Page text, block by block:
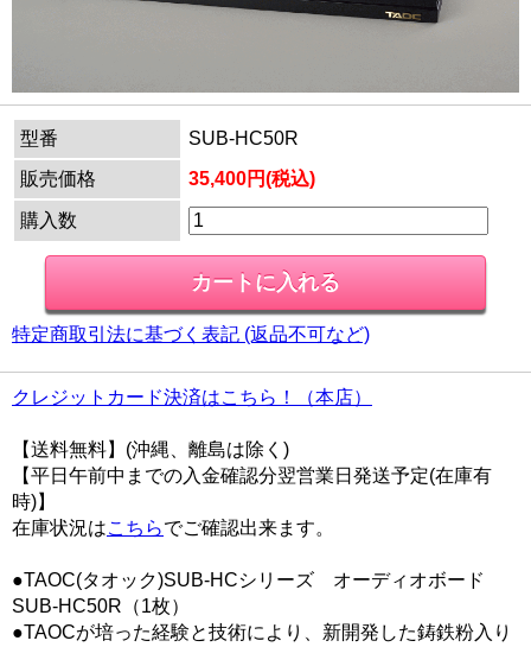
型番
SUB-HC50R
販売価格
35,400円(税込)
購入数
特定商取引法に基づく表記 (返品不可など)
クレジットカード決済はこちら！（本店）
【送料無料】(沖縄、離島は除く)
【平日午前中までの入金確認分翌営業日発送予定(在庫有
時)】
在庫状況はこちらでご確認出来ます。
●TAOC(タオック)SUB-HCシリーズ オーディオボード
SUB-HC50R（1枚）
●TAOCが培った経験と技術により、新開発した鋳鉄粉入り